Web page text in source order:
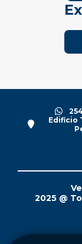
Edificio
2025 @